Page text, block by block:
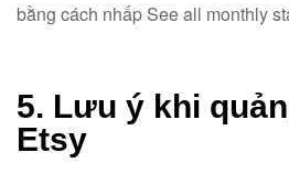
bằng cách nhấp See all monthly
5. Lưu ý khi
Etsy